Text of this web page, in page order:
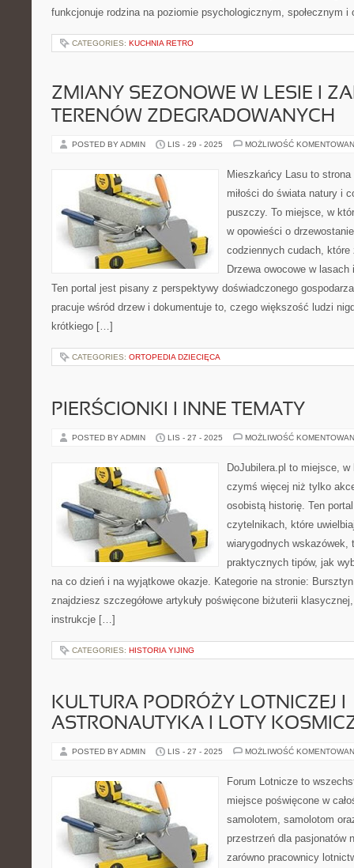
funkcjonuje rodzina na poziomie psychologicznym, społecznym
CATEGORIES: KUCHNIA RETRO
ZMIANY SEZONOWE W LESIE I
TERENÓW ZDEGRADOWANYCH
POSTED BY ADMIN LIS - 29 - 2025 MOŻLIWOŚĆ
Mieszkańcy Lasu to
miłości do świata natury i
puszczy. To miejsce, w
w opowieści o
codziennych cudach, które
Drzewa owocowe w
Ten portal jest pisany z perspektywy doświadczonego
pracuje wśród drzew i dokumentuje to, czego większość ludzi
krótkiego […]
CATEGORIES: ORTOPEDIA DZIECIĘCA
PIERŚCIONKI I INNE TEMATY
POSTED BY ADMIN LIS - 27 - 2025 MOŻLIWOŚĆ
DoJubilera.pl to miejsce,
czymś więcej niż tylko
osobistą historię. Ten
czytelnikach, które
wiarygodnych wskazówek,
praktycznych tipów, jak
na co dzień i na wyjątkowe okazje. Kategorie na stronie:
znajdziesz szczegółowe artykuły poświęcone biżuterii
instrukcje […]
CATEGORIES: HISTORIA YIJING
KULTURA PODRÓŻY LOTNICZEJ I
ASTRONAUTYKA I LOTY
POSTED BY ADMIN LIS - 27 - 2025 MOŻLIWOŚĆ
Forum Lotnicze to
miejsce poświęcone w
samolotem, samolotom
przestrzeń dla pasjonatów
zarówno pracownicy